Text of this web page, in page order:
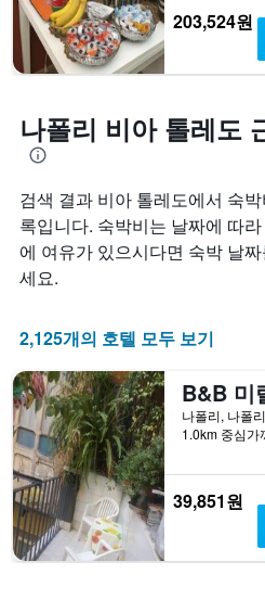
203,524원
나폴리 비아 톨레도
검색 결과 비아 톨레도에서 숙
록입니다. 숙박비는 날짜에 따
에 여유가 있으시다면 숙박 날
세요.
2,125개의 호텔 모두 보기
B&B 미
나폴리, 나폴
1.0km 중심가
39,851원